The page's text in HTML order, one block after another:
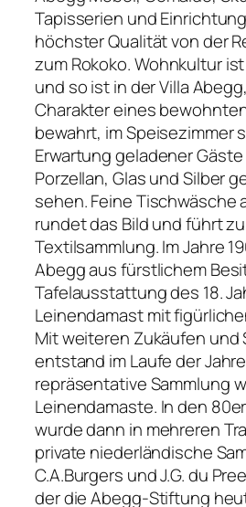
Tapisserien und
höchster Qualität von der
zum Rokoko. Wohnkultur
und so ist in der Villa
Charakter eines
bewahrt, im Speisezimmer
Erwartung geladener
Porzellan, Glas und Silber
sehen. Feine Tischwäsche
rundet das Bild und führt
Textilsammlung. Im Jahre
Abegg aus fürstlichem
Tafelausstattung des 18.
Leinendamast mit
Mit weiteren Zukäufen und
entstand im Laufe der
repräsentative Sammlung
Leinendamaste. In den
wurde dann in mehreren
private niederländische
C.A.Burgers und J.G. du
der die Abegg-Stiftung